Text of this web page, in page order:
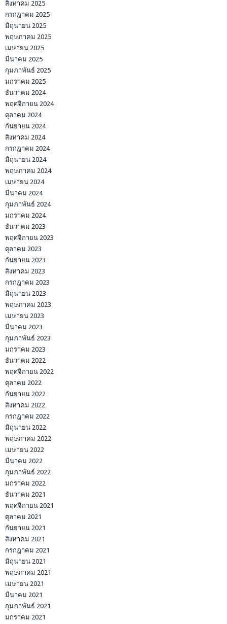
สิงหาคม 2025
กรกฎาคม 2025
มิถุนายน 2025
พฤษภาคม 2025
เมษายน 2025
มีนาคม 2025
กุมภาพันธ์ 2025
มกราคม 2025
ธันวาคม 2024
พฤศจิกายน 2024
ตุลาคม 2024
กันยายน 2024
สิงหาคม 2024
กรกฎาคม 2024
มิถุนายน 2024
พฤษภาคม 2024
เมษายน 2024
มีนาคม 2024
กุมภาพันธ์ 2024
มกราคม 2024
ธันวาคม 2023
พฤศจิกายน 2023
ตุลาคม 2023
กันยายน 2023
สิงหาคม 2023
กรกฎาคม 2023
มิถุนายน 2023
พฤษภาคม 2023
เมษายน 2023
มีนาคม 2023
กุมภาพันธ์ 2023
มกราคม 2023
ธันวาคม 2022
พฤศจิกายน 2022
ตุลาคม 2022
กันยายน 2022
สิงหาคม 2022
กรกฎาคม 2022
มิถุนายน 2022
พฤษภาคม 2022
เมษายน 2022
มีนาคม 2022
กุมภาพันธ์ 2022
มกราคม 2022
ธันวาคม 2021
พฤศจิกายน 2021
ตุลาคม 2021
กันยายน 2021
สิงหาคม 2021
กรกฎาคม 2021
มิถุนายน 2021
พฤษภาคม 2021
เมษายน 2021
มีนาคม 2021
กุมภาพันธ์ 2021
มกราคม 2021